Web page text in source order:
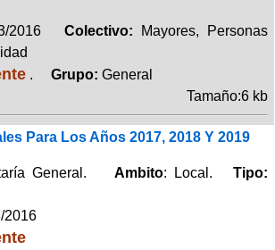
2016Colectivo:
Mayores, Personas
. Grupo: General
Tamaño:6 kb
Para Los Años 2017, 2018 Y 2019
General. Ambito: Local.Tipo:
2016